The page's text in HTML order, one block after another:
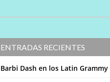
ENTRADAS RECIENTES
Barbi Dash en los Latin Grammy